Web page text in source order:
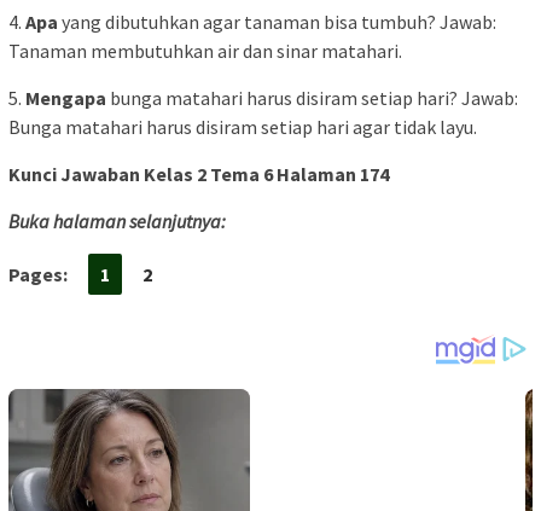
4. Apa yang dibutuhkan agar tanaman bisa tumbuh? Jawab:
Tanaman membutuhkan air dan sinar matahari.
5. Mengapa bunga matahari harus disiram setiap hari? Jawab:
Bunga matahari harus disiram setiap hari agar tidak layu.
Kunci Jawaban Kelas 2 Tema 6 Halaman 174
Buka halaman selanjutnya:
Pages: 1 2